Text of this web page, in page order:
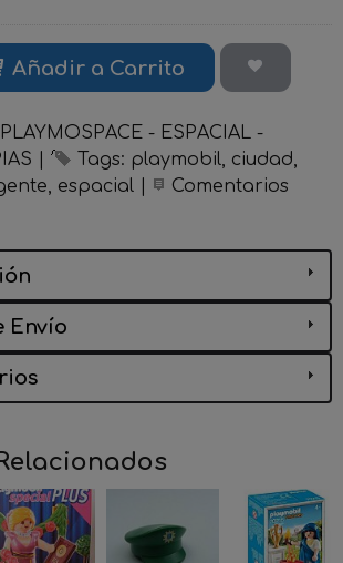
Añadir a Carrito
PLAYMOSPACE - ESPACIAL -
Tags: playmobil ciudad
espacial Comentarios
Envío